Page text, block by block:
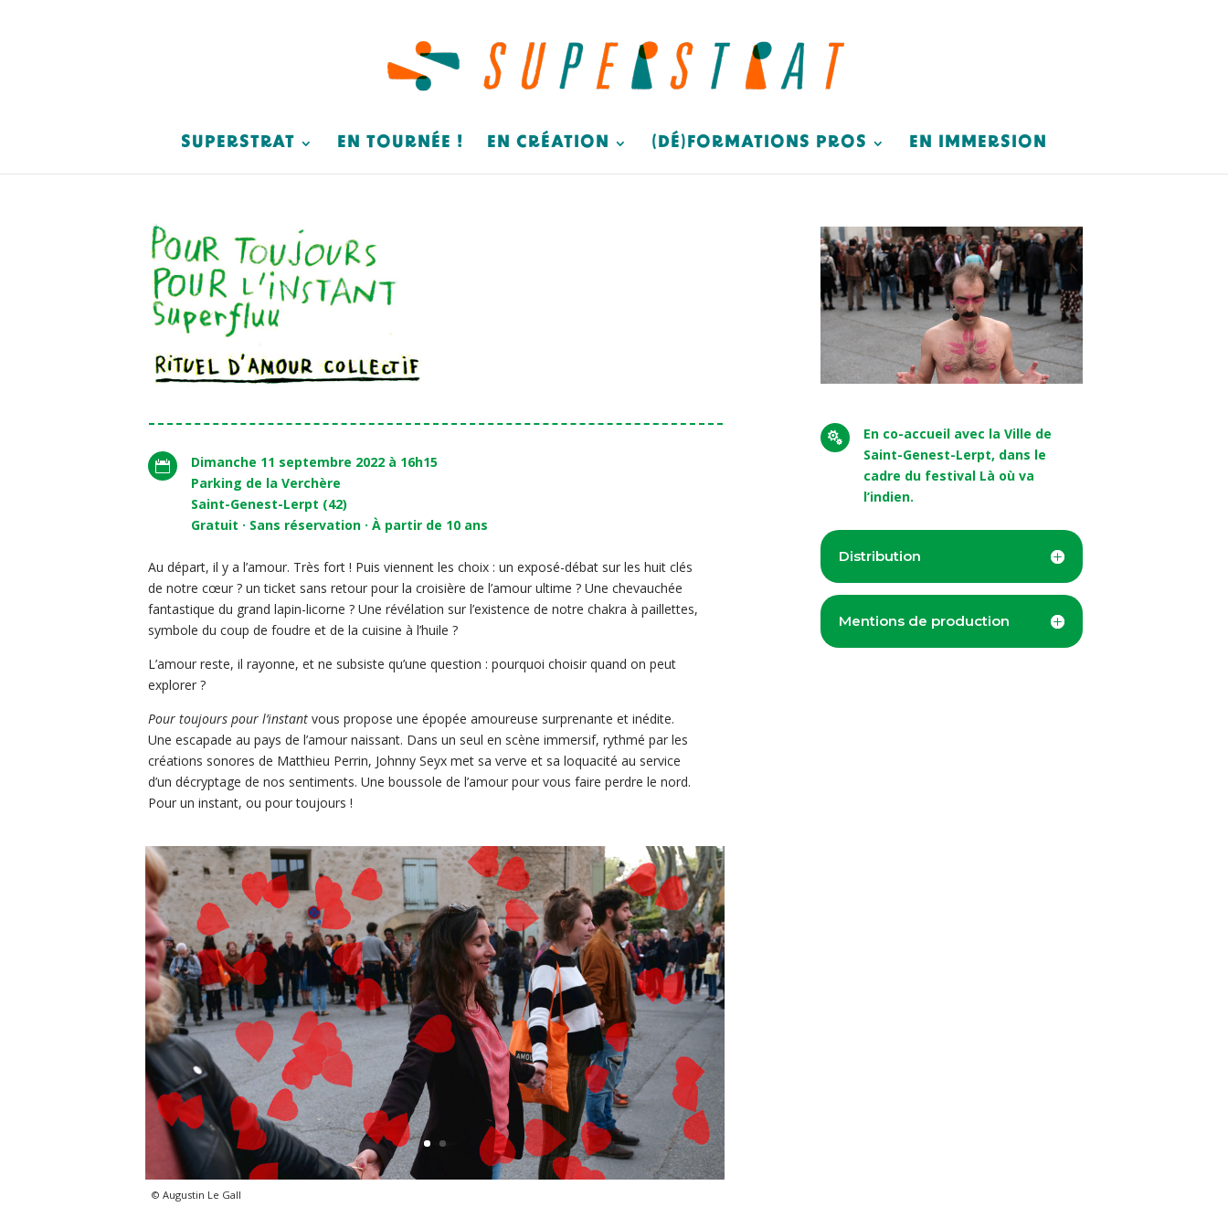
SUPERSTRAT EN TOURNÉE ! EN CRÉATION (DÉ)FORMATIONS PROS EN IMMERSION

Dimanche 11 septembre 2022 à 16h15
Parking de la Verchère
Saint-Genest-Lerpt (42)
Gratuit · Sans réservation ·À partir de 10 ans
Au départ, il y a l’amour. Très fort ! Puis viennent les choix : un exposé-débat sur les huit clés
de notre cœur ? un ticket sans retour pour la croisière de l’amour ultime ? Une chevauchée
fantastique du grand lapin-licorne ? Une révélation sur l’existence de notre chakra à paillettes,
symbole du coup de foudre et de la cuisine à l’huile ?
L’amour reste, il rayonne, et ne subsiste qu’une question : pourquoi choisir quand on peut
explorer ?
Pour toujours pour l’instant vous propose une épopée amoureuse surprenante et inédite.
Une escapade au pays de l’amour naissant. Dans un seul en scène immersif, rythmé par les
créations sonores de Matthieu Perrin, Johnny Seyx met sa verve et sa loquacité au service
d’un décryptage de nos sentiments. Une boussole de l’amour pour vous faire perdre le nord.
Pour un instant, ou pour toujours !
© Augustin Le Gall

En co-accueil avec la Ville de
Saint-Genest-Lerpt, dans le
cadre du festival Là où va
l’indien.
Distribution
Mentions de production